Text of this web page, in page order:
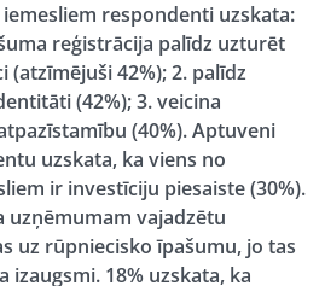
respondenti uzskata:
reģistrācija palīdz uzturēt
42%); 2. palīdz
(42%); 3. veicina
(40%). Aptuveni
uzskata, ka viens no
ir investīciju piesaiste (30%).
uzņēmumam vajadzētu
uz rūpniecisko īpašumu, jo tas
izaugsmi. 18% uzskata, ka